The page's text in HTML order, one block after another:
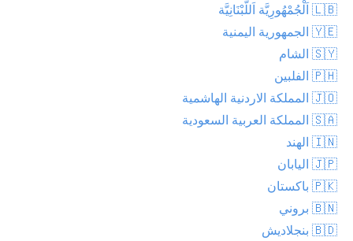
🇱🇧 اَلْجُمْهُورِيَّة اَللُّبْنَانِيَّة
🇾🇪 الجمهورية اليمنية
🇸🇾 الشام
🇵🇭 الفلبين
🇯🇴 المملكة الاردنية الهاشمية
🇸🇦 المملكة العربية السعودية
🇮🇳 الهند
🇯🇵 اليابان
🇵🇰 باكستان
🇧🇳 بروني
🇧🇩 بنجلاديش